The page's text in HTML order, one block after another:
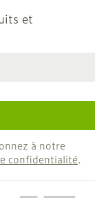
et
à notre
confidentialité.